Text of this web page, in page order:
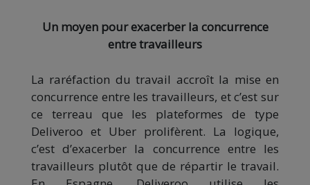
Un moyen pour exacerber la concurrence
entre travailleurs
La raréfaction du travail accroît la mise en
concurrence entre les travailleurs, et c’est sur
ce terreau que les plateformes de type
Deliveroo et Uber prolifèrent. La logique,
c’est d’exacerber la concurrence entre les
travailleurs plutôt que de répartir le travail.